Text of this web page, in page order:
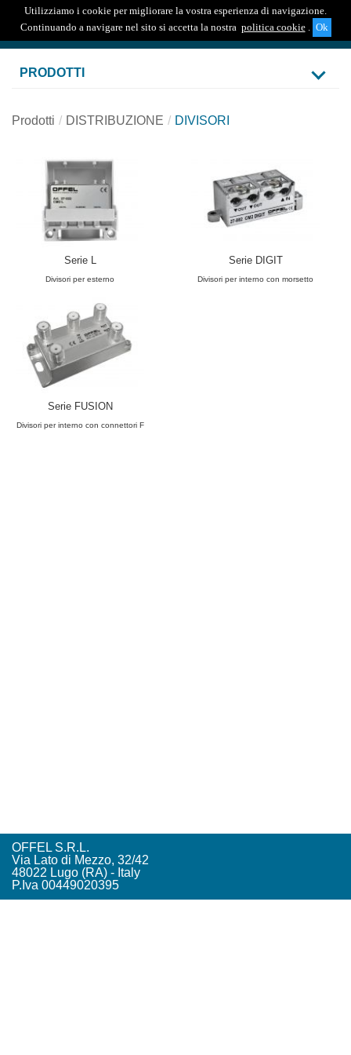
Utilizziamo i cookie per migliorare la vostra esperienza di navigazione.
Continuando a navigare nel sito si accetta la nostra politica cookie .
PRODOTTI
Prodotti DISTRIBUZIONE DIVISORI
Serie L
Divisori per esterno
Serie DIGIT
Divisori per interno con morsetto
Serie FUSION
Divisori per interno con connettori F
OFFEL S.R.L.
Via Lato di Mezzo, 32/42
48022 Lugo (RA) - Italy
P.Iva 00449020395